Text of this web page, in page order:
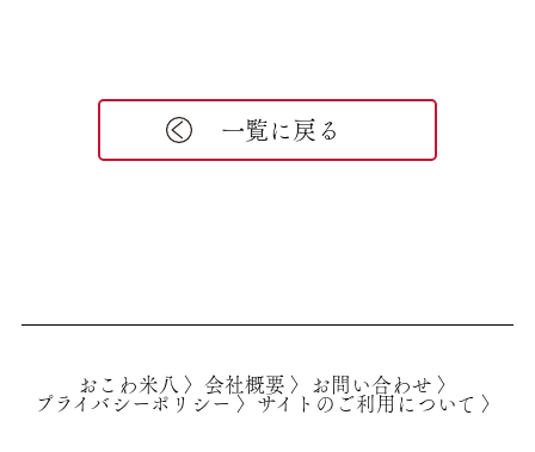
一覧に戻る
おこわ米八 〉 会社概要 〉
お問い合わせ 〉
プライバシーポリシー 〉 サイトのご利用について 〉